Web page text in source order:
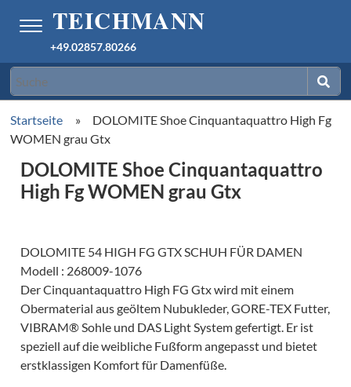
+49.02857.80266
Startseite »
DOLOMITE Shoe Cinquantaquattro High Fg
WOMEN grau Gtx
DOLOMITE Shoe Cinquantaquattro
High Fg WOMEN grau Gtx
DOLOMITE 54 HIGH FG GTX SCHUH FÜR DAMEN
Modell : 268009-1076
Der Cinquantaquattro High FG Gtx wird mit einem
Obermaterial aus geöltem Nubukleder, GORE-TEX Futter,
VIBRAM® Sohle und DAS Light System gefertigt. Er ist
speziell auf die weibliche Fußform angepasst und bietet
erstklassigen Komfort für Damenfüße.